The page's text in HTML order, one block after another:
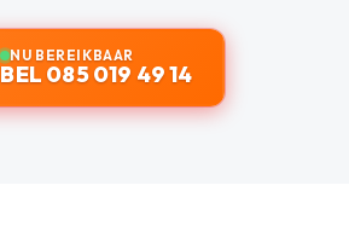
NU BEREIKBAAR
BEL 085 019 49 14